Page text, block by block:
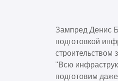
Зампред Денис
подготовкой
строительством
"Всю
подготовим